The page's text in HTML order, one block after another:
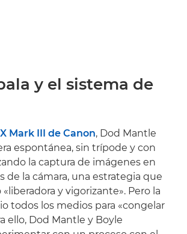
y el sistema de
X Mark III de Canon, Dod Mantle
espontánea, sin trípode y con
la captura de imágenes en
de la cámara, una estrategia que
y vigorizante». Pero la
todos los medios para «congelar
ello, Dod Mantle y Boyle